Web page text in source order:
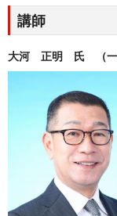
講師
大河 正明 氏 （一